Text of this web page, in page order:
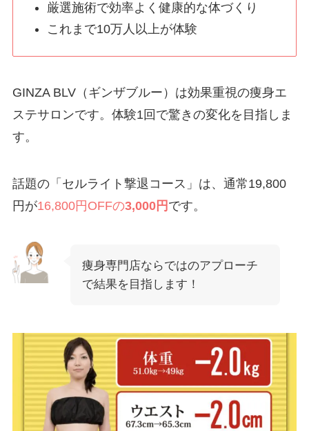
厳選施術で効率よく健康的な体づくり
これまで10万人以上が体験
GINZA BLV（ギンザブルー）は効果重視の痩身エ
ステサロンです。体験1回で驚きの変化を目指しま
す。
話題の「セルライト撃退コース」は、通常19,800
円が16,800円OFFの3,000円 です。
痩身専門店ならではのアプローチ
で結果を目指します！